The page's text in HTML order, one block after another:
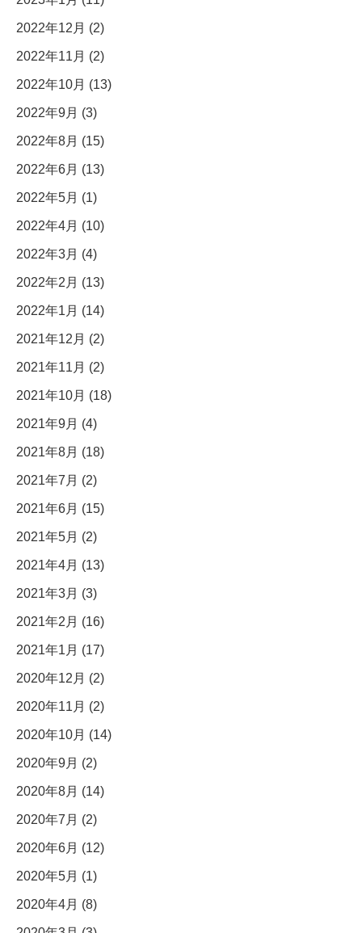
2022年12月 (2)
2022年11月 (2)
2022年10月 (13)
2022年9月 (3)
2022年8月 (15)
2022年6月 (13)
2022年5月 (1)
2022年4月 (10)
2022年3月 (4)
2022年2月 (13)
2022年1月 (14)
2021年12月 (2)
2021年11月 (2)
2021年10月 (18)
2021年9月 (4)
2021年8月 (18)
2021年7月 (2)
2021年6月 (15)
2021年5月 (2)
2021年4月 (13)
2021年3月 (3)
2021年2月 (16)
2021年1月 (17)
2020年12月 (2)
2020年11月 (2)
2020年10月 (14)
2020年9月 (2)
2020年8月 (14)
2020年7月 (2)
2020年6月 (12)
2020年5月 (1)
2020年4月 (8)